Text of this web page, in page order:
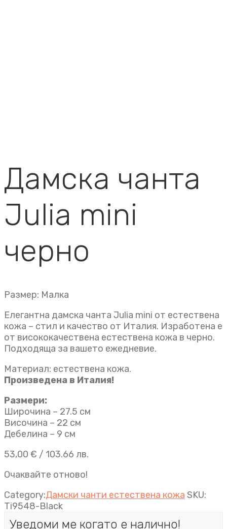
Дамска чанта
Julia mini
черно
Размер: Малка
Елегантна дамска чанта Julia mini от естествена
кожа – стил и качество от Италия. Изработена е
от висококачествена естествена кожа в черно.
Подходяща за вашето ежедневие.
Материал: естествена кожа.
Произведена в Италия!
Размери:
Широчина – 27.5 см
Височина – 22 см
Дебелина – 9 см
53,00 € / 103.66 лв.
Очаквайте отново!
Category:Дамски чанти естествена кожа SKU:
Ti9548-Black
Уведоми ме когато е налично!